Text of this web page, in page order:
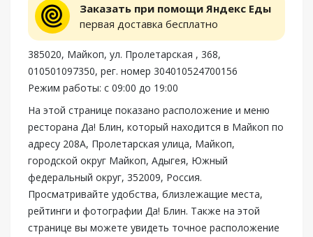
Заказать при помощи Яндекс Еды
первая доставка бесплатно
385020, Майкоп, ул. Пролетарская , 368,
010501097350, рег. номер 304010524700156
Режим работы: с 09:00 до 19:00
На этой странице показано расположение и меню
ресторана Да! Блин, который находится в Майкоп по
адресу 208А, Пролетарская улица, Майкоп,
городской округ Майкоп, Адыгея, Южный
федеральный округ, 352009, Россия.
Просматривайте удобства, близлежащие места,
рейтинги и фотографии Да! Блин. Также на этой
странице вы можете увидеть точное расположение